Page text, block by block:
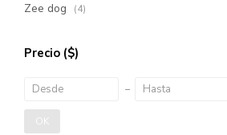
Zee dog (4)
Precio ($)
OK